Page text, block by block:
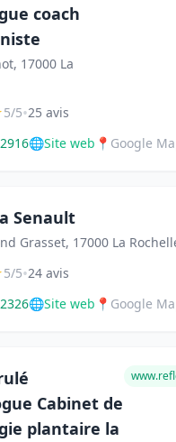
coach
17000 La
5/5•25 avis
🌐Site web 📍 Google
Senault
Grasset, 17000 La
5/5•24 avis
🌐Site web 📍 Google
Cabinet de
plantaire la